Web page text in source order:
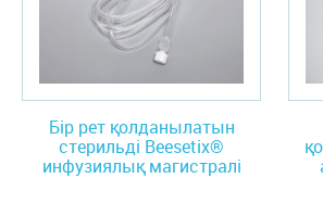
Бір рет қолданылатын
стерильді Beesetix®
инфузиялық магистралі